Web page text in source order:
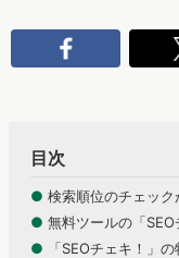
目次
● 検索順位のチェッ
● 無料ツールの「SEO
● 「SEOチェキ！」の